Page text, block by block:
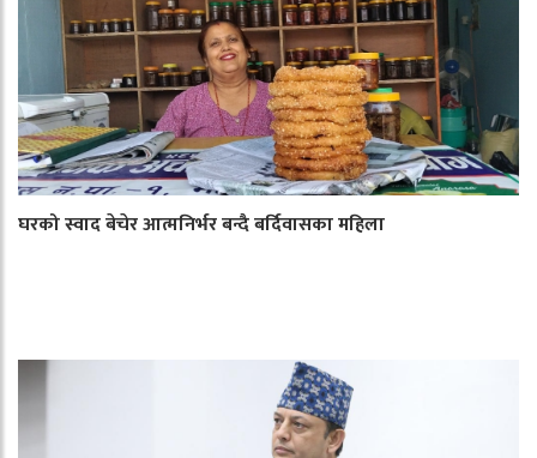
घरको स्वाद बेचेर आत्मनिर्भर बन्दै बर्दिवासका महिला